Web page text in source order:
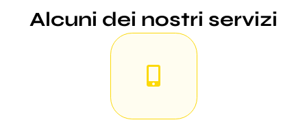
Alcuni dei nostri servizi